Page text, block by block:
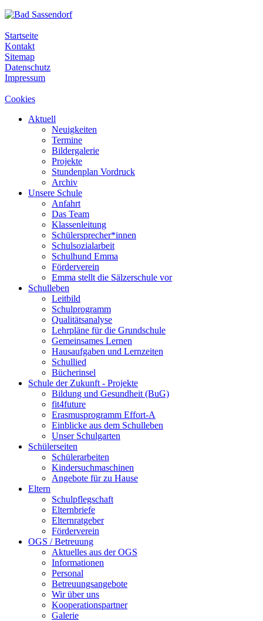
Startseite
Kontakt
Sitemap
Datenschutz
Impressum
Cookies
Aktuell
Neuigkeiten
Termine
Bildergalerie
Projekte
Stundenplan Vordruck
Archiv
Unsere Schule
Anfahrt
Das Team
Klassenleitung
Schülersprecher*innen
Schulsozialarbeit
Schulhund Emma
Förderverein
Emma stellt die Sälzerschule vor
Schulleben
Leitbild
Schulprogramm
Qualitätsanalyse
Lehrpläne für die Grundschule
Gemeinsames Lernen
Hausaufgaben und Lernzeiten
Schullied
Bücherinsel
Schule der Zukunft - Projekte
Bildung und Gesundheit (BuG)
fit4future
Erasmusprogramm Effort-A
Einblicke aus dem Schulleben
Unser Schulgarten
Schülerseiten
Schülerarbeiten
Kindersuchmaschinen
Angebote für zu Hause
Eltern
Schulpflegschaft
Elternbriefe
Elternratgeber
Förderverein
OGS / Betreuung
Aktuelles aus der OGS
Informationen
Personal
Betreuungsangebote
Wir über uns
Kooperationspartner
Galerie